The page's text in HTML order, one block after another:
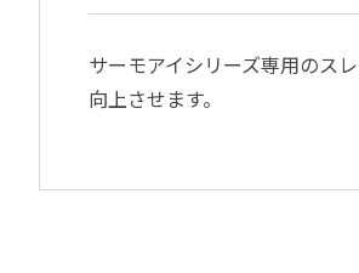
サーモアイシリーズ専用のス
向上させます。